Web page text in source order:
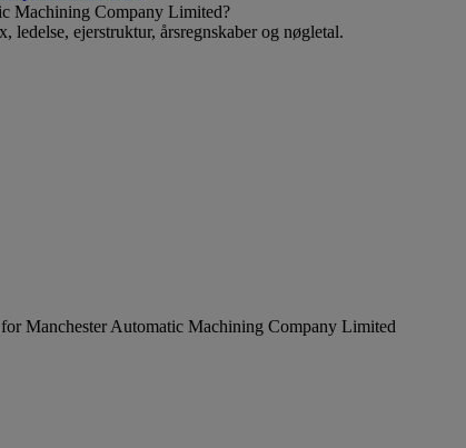
Machining Company Limited?
ledelse, ejerstruktur, årsregnskaber og nøgletal.
Manchester Automatic Machining Company Limited